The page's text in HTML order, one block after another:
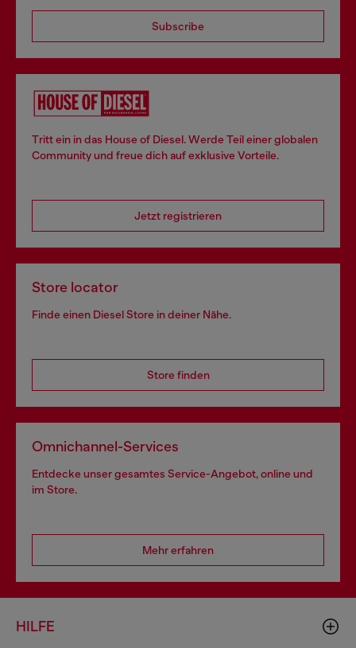
Subscribe
Tritt ein in das House of Diesel. Werde Teil einer globalen
Community und freue dich auf exklusive Vorteile.
Jetzt registrieren
Store locator
Finde einen Diesel Store in deiner Nähe.
Store finden
Omnichannel-Services
Entdecke unser gesamtes Service-Angebot, online und
im Store.
Mehr erfahren
HILFE